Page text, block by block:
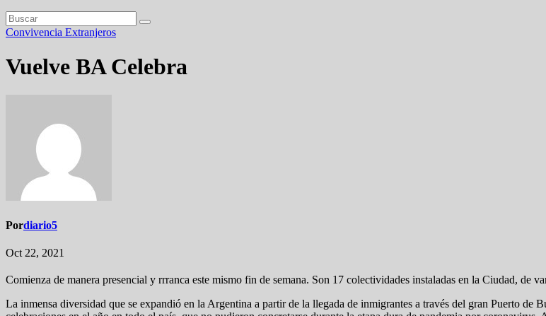
Convivencia Extranjeros
Vuelve BA Celebra
Pordiario5
Oct 22, 2021
Comienza de manera presencial y rrranca este mismo fin de semana. Son 17 colectividades instaladas en la Ciudad, de
La inmensa diversidad que se expandió en la Argentina a partir de la llegada de inmigrantes a través del gran Puerto